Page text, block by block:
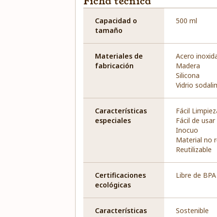
Capacidad o
tamaño
500 ml
Materiales de
fabricación
Acero
Madera
Silicona
Vidrio
Características
especiales
Fácil
Fácil de usar
Inocuo
Material no
Reutilizable
Certificaciones
ecológicas
Libre de BPA
Características
Sostenible